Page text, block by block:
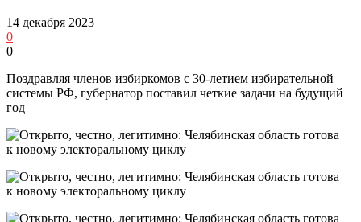
14 декабря 2023
0
0
Поздравляя членов избиркомов с 30‑летием избирательной
системы РФ, губернатор поставил четкие задачи на будущий
год